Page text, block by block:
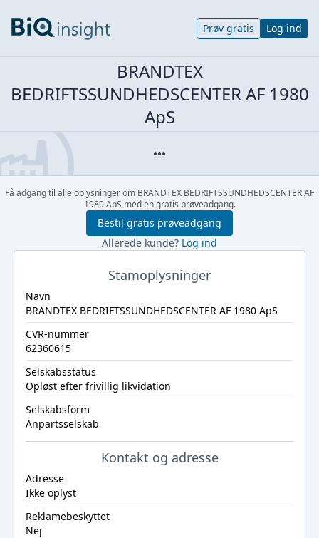
Prøv gratis Log ind
BRANDTEX
BEDRIFTSSUNDHEDSCENTER AF 1980
ApS
Få adgang til alle oplysninger om BRANDTEX BEDRIFTSSUNDHEDSCENTER AF
1980 ApS med en gratis prøveadgang.
Bestil gratis prøveadgang
Allerede kunde? Log ind
Stamoplysninger
Navn
BRANDTEX BEDRIFTSSUNDHEDSCENTER AF 1980 ApS
CVR-nummer
62360615
Selskabsstatus
Opløst efter frivillig likvidation
Selskabsform
Anpartsselskab
Kontakt og adresse
Adresse
Ikke oplyst
Reklamebeskyttet
Nej